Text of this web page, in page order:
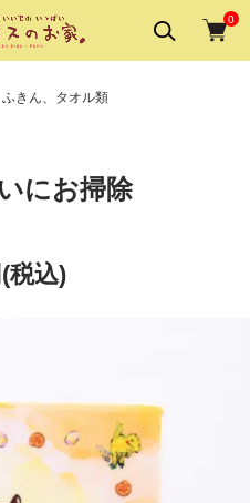
0
ふきん、タオル類
にお掃除
税込)